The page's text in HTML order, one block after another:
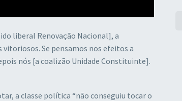
liberal Renovação Nacional], a
Se pensamos nos efeitos a
nós [a coalizão Unidade Constituinte].
a classe política “não conseguiu tocar o